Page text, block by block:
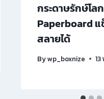
กระดาษรักษ์โล
Paperboard
สลายได้
Bywp_boxnize